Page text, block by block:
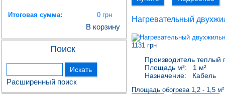
Итоговая сумма: 0 грн
В корзину
Поиск
Расширенный поиск
Нагревательный
1131 грн
Производитель теплый
Площадь м²:
1 м²
Назначение:
Кабель
Площадь обогрева 1,2 - 1,5 м²